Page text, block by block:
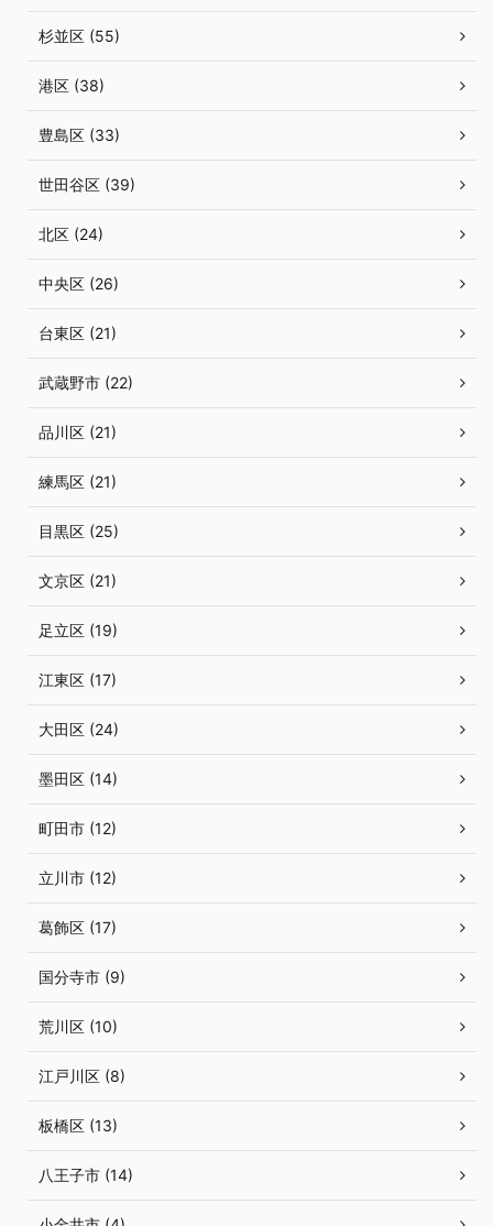
杉並区 (55)
港区 (38)
豊島区 (33)
世田谷区 (39)
北区 (24)
中央区 (26)
台東区 (21)
武蔵野市 (22)
品川区 (21)
練馬区 (21)
目黒区 (25)
文京区 (21)
足立区 (19)
江東区 (17)
大田区 (24)
墨田区 (14)
町田市 (12)
立川市 (12)
葛飾区 (17)
国分寺市 (9)
荒川区 (10)
江戸川区 (8)
板橋区 (13)
八王子市 (14)